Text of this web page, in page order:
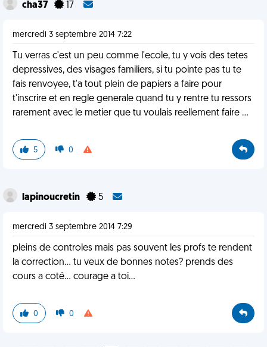
cha37 17
mercredi 3 septembre 2014 7:22
Tu verras c'est un peu comme l'ecole, tu y vois des tetes
depressives, des visages familiers, si tu pointe pas tu te
fais renvoyee, t'a tout plein de papiers a faire pour
t'inscrire et en regle generale quand tu y rentre tu ressors
rarement avec le metier que tu voulais reellement faire ...
5 0
lapinoucretin 5
mercredi 3 septembre 2014 7:29
pleins de controles mais pas souvent les profs te rendent
la correction... tu veux de bonnes notes? prends des
cours a coté... courage a toi...
0 0